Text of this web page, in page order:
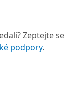
Zeptejte se
podpory.